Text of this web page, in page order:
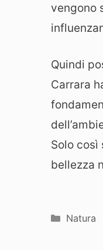
vengono
Quindi
Carrara
Solo
bellezza
Categorie
Natura